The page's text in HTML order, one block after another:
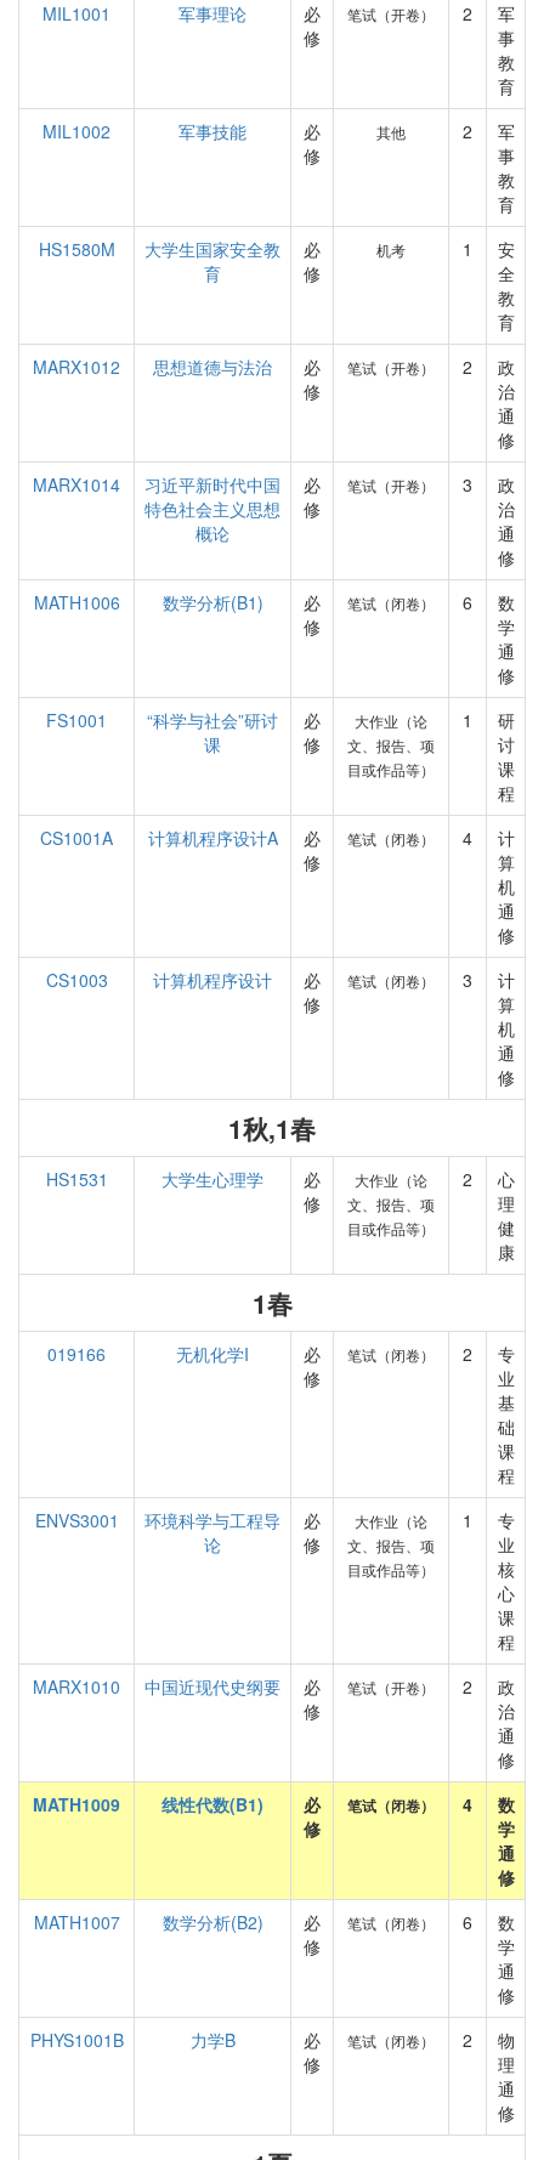
MIL1001
军事理论
必
修
笔试（开卷） 2
军
事
教
育
MIL1002
军事技能
必
修
其他 2
军
事
教
育
HS1580M
大学生国家安全教
育
必
修
机考 1
安
全
教
育
MARX1012
思想道德与法治
必
修
笔试（开卷） 2
政
治
通
修
MARX1014
习近平新时代中国
特色社会主义思想
概论
必
修
笔试（开卷） 3
政
治
通
修
MATH1006
数学分析(B1)
必
修
笔试（闭卷） 6
数
学
通
修
FS1001
“科学与社会”研讨
课
必
修
大作业（论
文、报告、项
目或作品等）
1
研
讨
课
程
CS1001A
计算机程序设计A
必
修
笔试（闭卷） 4
计
算
机
通
修
CS1003
计算机程序设计
必
修
笔试（闭卷） 3
计
算
机
通
修
1秋,1春
HS1531 大学生心理学
必
修
大作业（论
文、报告、项
目或作品等）
2
心
理
健
康
1春
019166 无机化学I
必
修
笔试（闭卷） 2
专
业
基
础
课
程
ENVS3001
环境科学与工程导
论
必
修
大作业（论
文、报告、项
目或作品等）
1
专
业
核
心
课
程
MARX1010
中国近现代史纲要
必
修
笔试（开卷） 2
政
治
通
修
MATH1009
线性代数(B1)
必
修
笔试（闭卷） 4
数
学
通
修
MATH1007
数学分析(B2)
必
修
笔试（闭卷） 6
数
学
通
修
PHYS1001B
力学B
必
修
笔试（闭卷） 2
物
理
通
修